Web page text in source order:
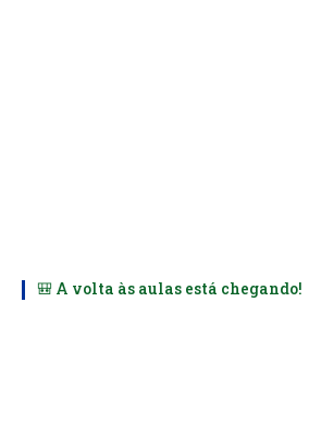
🎒 A volta às aulas está chegando!